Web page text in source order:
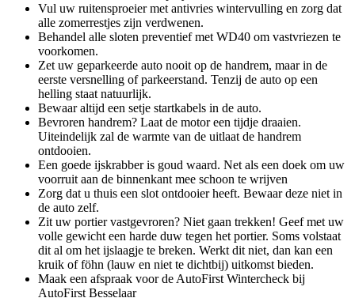
Vul uw ruitensproeier met antivries wintervulling en zorg dat
alle zomerrestjes zijn verdwenen.
Behandel alle sloten preventief met WD40 om vastvriezen te
voorkomen.
Zet uw geparkeerde auto nooit op de handrem, maar in de
eerste versnelling of parkeerstand. Tenzij de auto op een
helling staat natuurlijk.
Bewaar altijd een setje startkabels in de auto.
Bevroren handrem? Laat de motor een tijdje draaien.
Uiteindelijk zal de warmte van de uitlaat de handrem
ontdooien.
Een goede ijskrabber is goud waard. Net als een doek om uw
voorruit aan de binnenkant mee schoon te wrijven
Zorg dat u thuis een slot ontdooier heeft. Bewaar deze niet in
de auto zelf.
Zit uw portier vastgevroren? Niet gaan trekken! Geef met uw
volle gewicht een harde duw tegen het portier. Soms volstaat
dit al om het ijslaagje te breken. Werkt dit niet, dan kan een
kruik of föhn (lauw en niet te dichtbij) uitkomst bieden.
Maak een afspraak voor de AutoFirst Wintercheck bij
AutoFirst Besselaar